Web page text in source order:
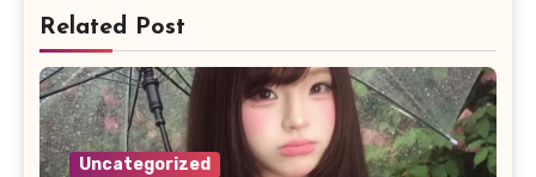
Related Post
Uncategorized